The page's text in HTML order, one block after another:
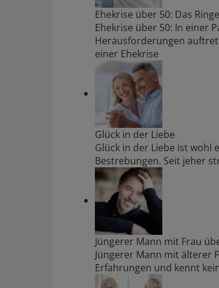
Ehekrise über 50: Das
Ehekrise über 50: In einer
Herausforderungen
einer Ehekrise
Glück in der Liebe
Glück in der Liebe ist wohl
Bestrebungen. Seit jeher
Jüngerer Mann mit Frau
Jüngerer Mann mit älterer
Erfahrungen und kennt